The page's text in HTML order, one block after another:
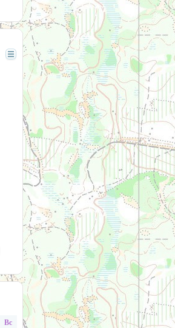
Вс